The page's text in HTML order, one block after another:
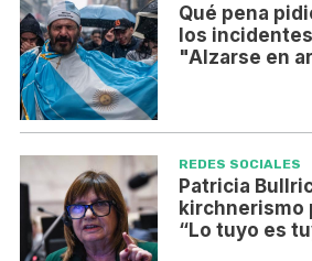
Qué pena
los
"Alzarse en
REDES SOCIALES
Patricia
kirchnerismo
“Lo tuyo es